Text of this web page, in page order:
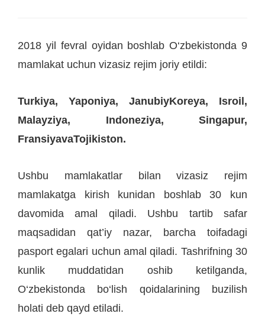
2018 yil fevral oyidan boshlab O‘zbekistonda 9
mamlakat uchun vizasiz rejim joriy etildi:
Turkiya, Yaponiya, JanubiyKoreya, Isroil,
Malayziya, Indoneziya, Singapur,
FransiyavaTojikiston.
Ushbu mamlakatlar bilan vizasiz rejim
mamlakatga kirish kunidan boshlab 30 kun
davomida amal qiladi. Ushbu tartib safar
maqsadidan qat’iy nazar, barcha toifadagi
pasport egalari uchun amal qiladi. Tashrifning 30
kunlik muddatidan oshib ketilganda,
O‘zbekistonda bo‘lish qoidalarining buzilish
holati deb qayd etiladi.